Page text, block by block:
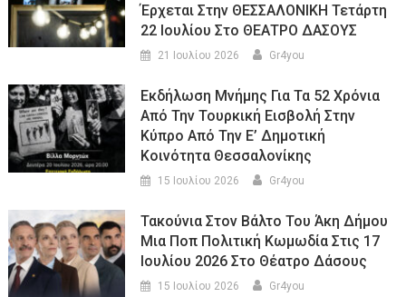
Έρχεται Στην ΘΕΣΣΑΛΟΝΙΚΗ Τετάρτη
22 Ιουλίου Στο ΘΕΑΤΡΟ ΔΑΣΟΥΣ
21 Ιουλίου 2026 Gr4you
Εκδήλωση Μνήμης Για Τα 52 Χρόνια
Από Την Τουρκική Εισβολή Στην
Κύπρο Από Την Ε’ Δημοτική
Κοινότητα Θεσσαλονίκης
15 Ιουλίου 2026 Gr4you
Τακούνια Στον Βάλτο Του Άκη Δήμου
Μια Ποπ Πολιτική Κωμωδία Στις 17
Ιουλίου 2026 Στο Θέατρο Δάσους
15 Ιουλίου 2026 Gr4you